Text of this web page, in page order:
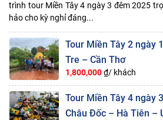
trình tour Miền Tây 4 ngày 3 đêm 2025
hảo cho kỳ nghỉ đáng...
Tour Miền Tây 2 ngày
Tre – Cần Thơ
1,800,000₫/ khách
Tour Miền Tây 4 ngày
Châu Đốc – Hà Tiên –